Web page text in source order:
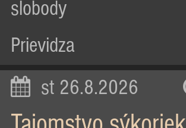
slobody
Prievidza
st 26.8.2026